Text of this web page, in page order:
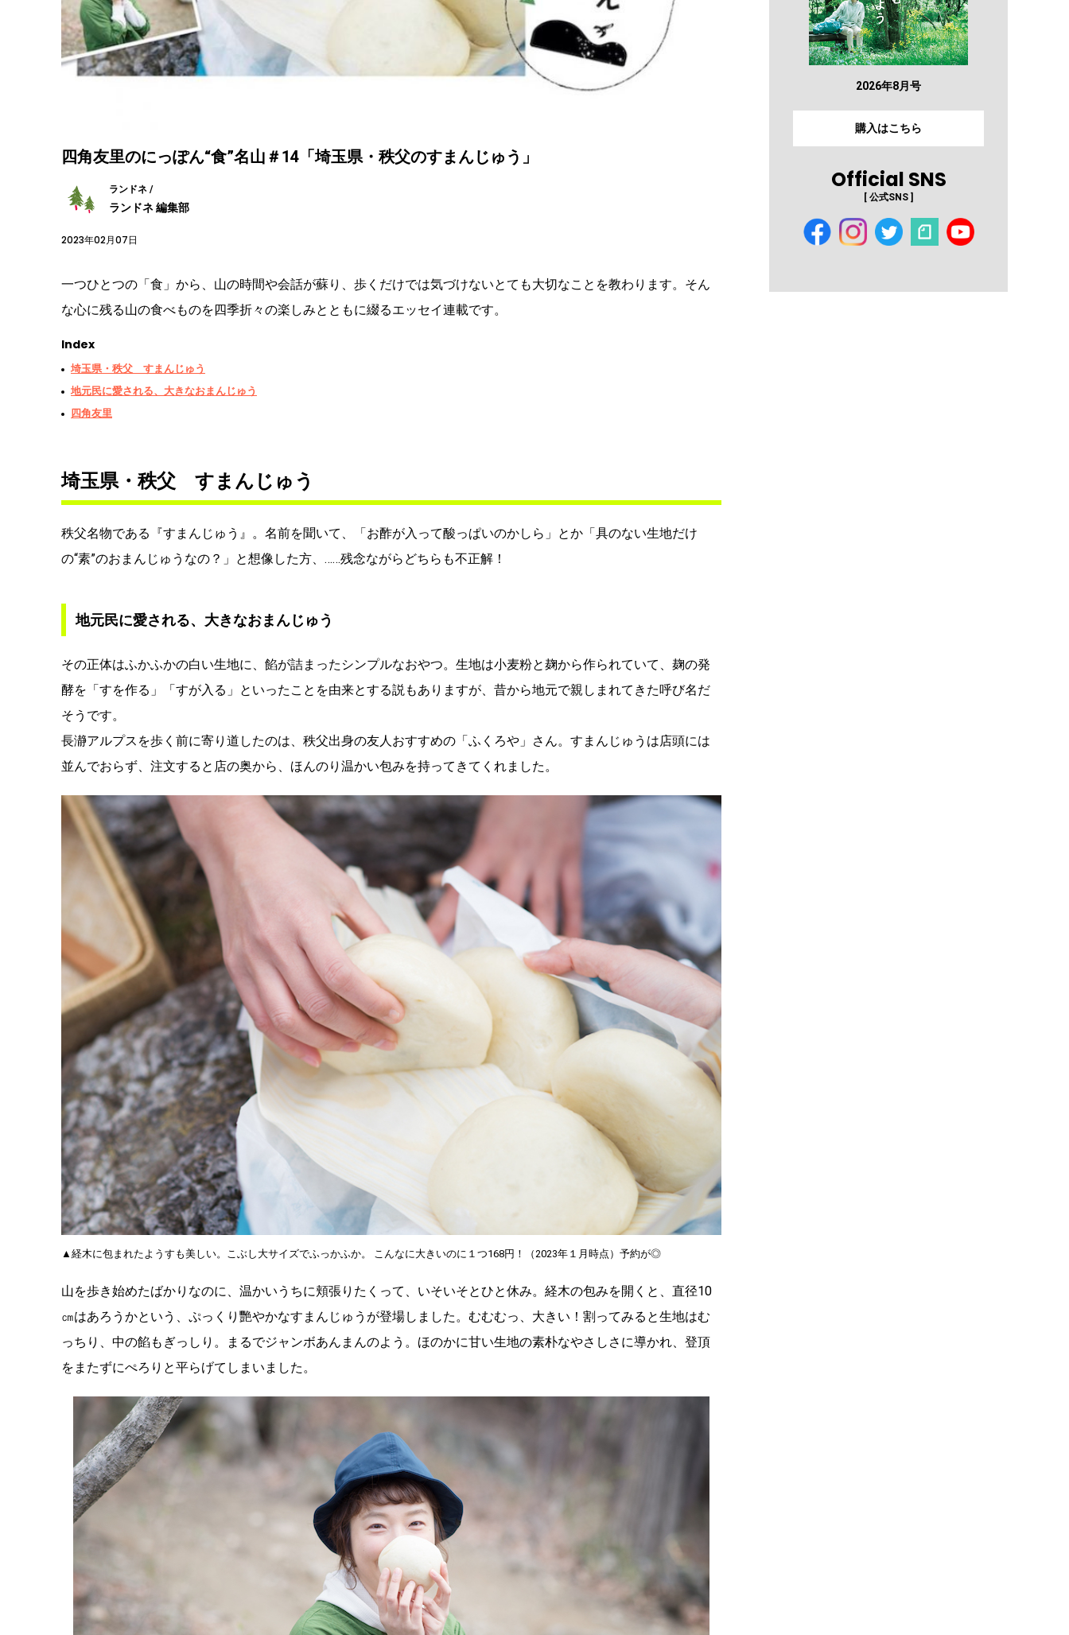
四角友里のにっぽん“食”名山＃14「埼玉県・秩父のすまんじゅう」
ランドネ /
ランドネ 編集部
2023年02月07日
一つひとつの「食」から、山の時間や会話が蘇り、歩くだけでは気づけないとても大切なことを教わります。そん
な心に残る山の食べものを四季折々の楽しみとともに綴るエッセイ連載です。
Index
埼玉県・秩父 すまんじゅう
地元民に愛される、大きなおまんじゅう
四角友里
埼玉県・秩父 すまんじゅう
秩父名物である『すまんじゅう』。名前を聞いて、「お酢が入って酸っぱいのかしら」とか「具のない生地だけ
の“素”のおまんじゅうなの？」と想像した方、……残念ながらどちらも不正解！
地元民に愛される、大きなおまんじゅう
その正体はふかふかの白い生地に、餡が詰まったシンプルなおやつ。生地は小麦粉と麹から作られていて、麹の発
酵を「すを作る」「すが入る」といったことを由来とする説もありますが、昔から地元で親しまれてきた呼び名だ
そうです。
長瀞アルプスを歩く前に寄り道したのは、秩父出身の友人おすすめの「ふくろや」さん。すまんじゅうは店頭には
並んでおらず、注文すると店の奥から、ほんのり温かい包みを持ってきてくれました。
▲経木に包まれたようすも美しい。こぶし大サイズでふっかふか。 こんなに大きいのに１つ168円！（2023年１月時点）予約が◎
山を歩き始めたばかりなのに、温かいうちに頬張りたくって、いそいそとひと休み。経木の包みを開くと、直径10
㎝はあろうかという、ぷっくり艷やかなすまんじゅうが登場しました。むむむっ、大きい！割ってみると生地はむ
っちり、中の餡もぎっしり。まるでジャンボあんまんのよう。ほのかに甘い生地の素朴なやさしさに導かれ、登頂
をまたずにぺろりと平らげてしまいました。
2026年8月号
購入はこちら
Official SNS
[ 公式SNS ]